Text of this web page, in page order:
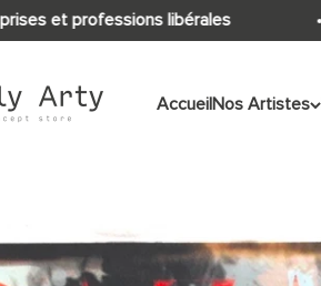
professions libérales
AccueilNos Artistes